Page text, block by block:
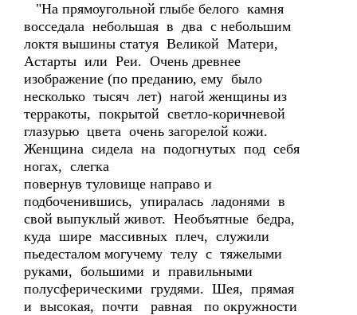
"На прямоугольной глыбе белого камня
восседала небольшая в два с небольшим
локтя вышины статуя Великой Матери,
Астарты или Реи. Очень древнее
изображение (по преданию, ему было
несколько тысяч лет) нагой женщины из
терракоты, покрытой светло-коричневой
глазурью цвета очень загорелой кожи.
Женщина сидела на подогнутых под себя
ногах, слегка
повернув туловище направо и
подбоченившись, упиралась ладонями в
свой выпуклый живот. Необъятные бедра,
куда шире массивных плеч, служили
пьедесталом могучему телу с тяжелыми
руками, большими и правильными
полусферическими грудями. Шея, прямая
и высокая, почти равная по окружности